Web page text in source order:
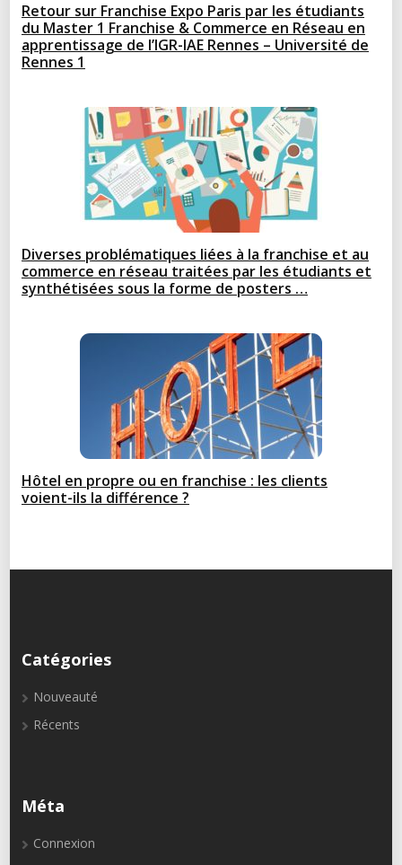
Retour sur Franchise Expo Paris par les étudiants
du Master 1 Franchise & Commerce en Réseau en
apprentissage de l’IGR-IAE Rennes – Université de
Rennes 1
Diverses problématiques liées à la franchise et au
commerce en réseau traitées par les étudiants et
synthétisées sous la forme de posters …
Hôtel en propre ou en franchise : les clients
voient-ils la différence ?
Catégories
Nouveauté
Récents
Méta
Connexion